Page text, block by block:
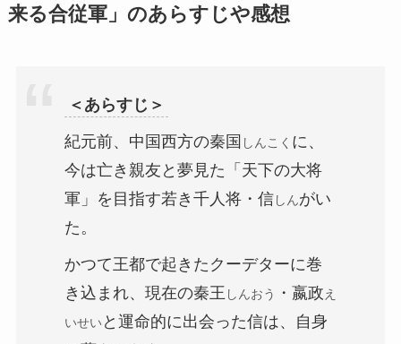
来る合従軍」のあらすじや感想
＜あらすじ＞
紀元前、中国西方の秦国 しんこく に、
今は亡き親友と夢見た「天下の大将
軍」を目指す若き千人将・信しんがい
た。
かつて王都で起きたクーデターに巻
き込まれ、現在の秦王 しんおう ・嬴政え
いせい と運命的に出会った信は、自身